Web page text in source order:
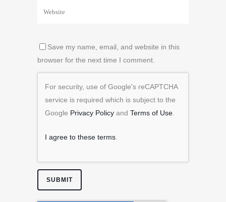
Save my name, email, and website in this
browser for the next time I comment.
For security, use of Google's reCAPTCHA
service is required which is subject to the
Google Privacy Policy and Terms of Use
I agree to these terms